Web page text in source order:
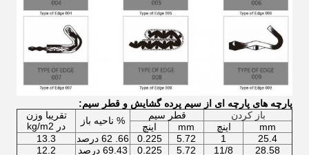
پارچه های پارچه ای از سیم پرده گشایش و قطر سیم:
باز کردن
قطر سیم % ناحیه باز
تقريبا وزن
در kg/m2
mm اینچ mm
اینچ
25.4
1
5.72
0.225 66. 62 درصد
13.3
28.58
11/8
5.72
0.225 69.43 درصد
12.2